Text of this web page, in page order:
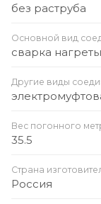
без раструба
Основной вид
сварка
Другие виды
Вес погонного
35.5
Страна
Россия